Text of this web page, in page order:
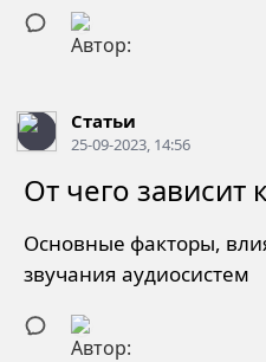
Статьи
25-09-2023, 14:56
От чего зависит
Основные факторы,
звучания аудиосистем